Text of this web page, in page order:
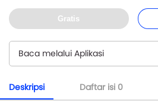
Gratis
Baca melalui Aplikasi
Deskripsi Daftar isi 0